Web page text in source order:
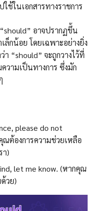
ช้ในเอกสารทางราชการ
อาจปรากฏขึ้น
ล็กน้อย โดยเฉพาะอย่างยิ่ง
า “should” จะถูกวางไว้ที่
วามเป็นทางการ ซึ่งมัก
please do not
ต้องการความช่วยเหลือ
า)
let me know. (หากคุณ
วย)